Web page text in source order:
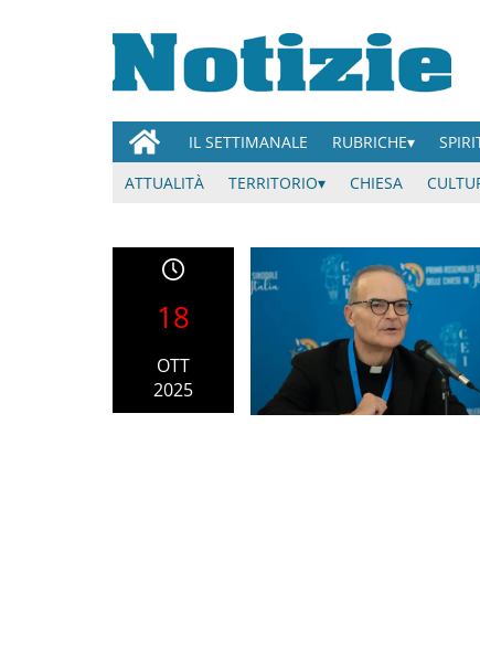
IL SETTIMANALE RUBRICHE
ATTUALITÀ
TERRITORIO CHIESA
18
OTT
2025